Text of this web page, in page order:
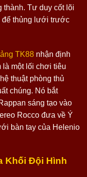
thành. Tư duy cốt lõi
để thủng lưới trước
TK88 nhận định
là một lối chơi tiêu
thuật phòng thủ
chúng. Nó bắt
sáng tạo vào
Rocco đưa về Ý
bàn tay của Helenio
Khối Đội Hình